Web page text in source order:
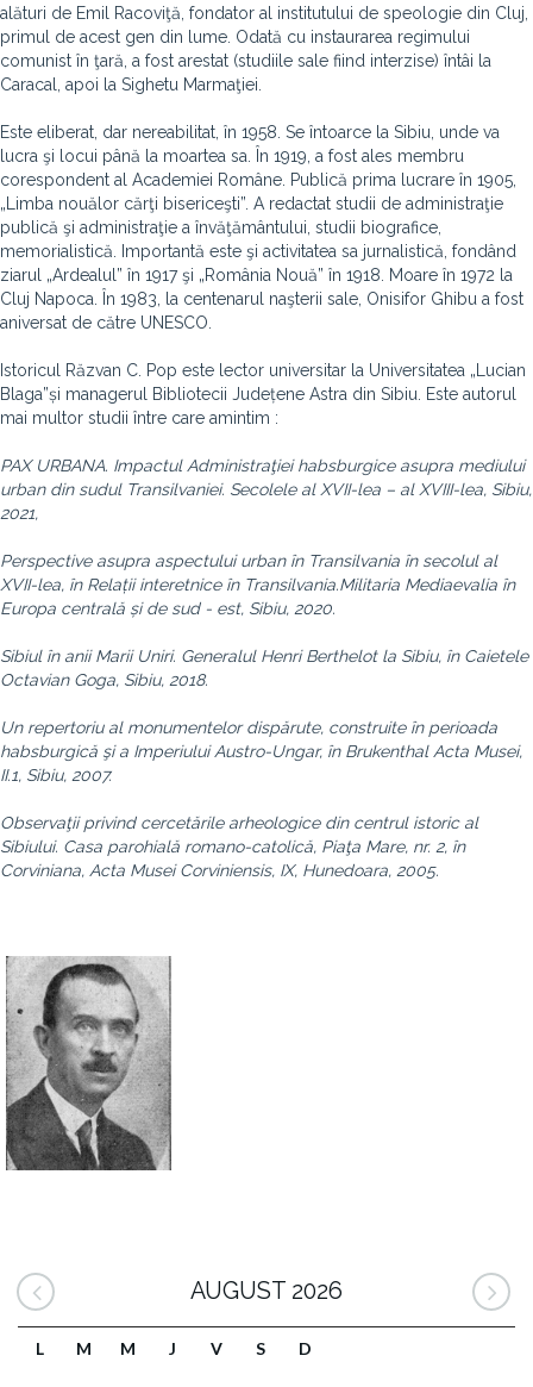
alături de Emil Racoviţă, fondator al institutului de speologie din Cluj,
primul de acest gen din lume. Odată cu instaurarea regimului
comunist în ţară, a fost arestat (studiile sale fiind interzise) întâi la
Caracal, apoi la Sighetu Marmaţiei.
Este eliberat, dar nereabilitat, în 1958. Se întoarce la Sibiu, unde va
lucra şi locui până la moartea sa. În 1919, a fost ales membru
corespondent al Academiei Române. Publică prima lucrare în 1905,
„Limba nouălor cărţi bisericeşti”. A redactat studii de administraţie
publică şi administraţie a învăţământului, studii biografice,
memorialistică. Importantă este şi activitatea sa jurnalistică, fondând
ziarul „Ardealul” în 1917 şi „România Nouă” în 1918. Moare în 1972 la
Cluj Napoca. În 1983, la centenarul naşterii sale, Onisifor Ghibu a fost
aniversat de către UNESCO.
Istoricul Răzvan C. Pop este lector universitar la Universitatea „Lucian
Blaga”și managerul Bibliotecii Județene Astra din Sibiu. Este autorul
mai multor studii între care amintim :
PAX URBANA. Impactul Administraţiei habsburgice asupra mediului
urban din sudul Transilvaniei. Secolele al XVII-lea – al XVIII-lea, Sibiu,
2021,
Perspective asupra aspectului urban în Transilvania în secolul al
XVII-lea, în Relații interetnice în Transilvania.Militaria Mediaevalia în
Europa centrală și de sud - est, Sibiu, 2020.
Sibiul în anii Marii Uniri. Generalul Henri Berthelot la Sibiu, în Caietele
Octavian Goga, Sibiu, 2018.
Un repertoriual monumentelor dispărute, construite în perioada
habsburgică şi a Imperiului Austro-Ungar, în Brukenthal Acta Musei,
II.1, Sibiu, 2007.
Observaţii privind cercetările arheologice din centrul istoric al
Sibiului. Casa parohială romano-catolică, Piaţa Mare, nr. 2, în
Corviniana, Acta Musei Corviniensis, IX, Hunedoara, 2005.
AUGUST 2026
L M M J V S D